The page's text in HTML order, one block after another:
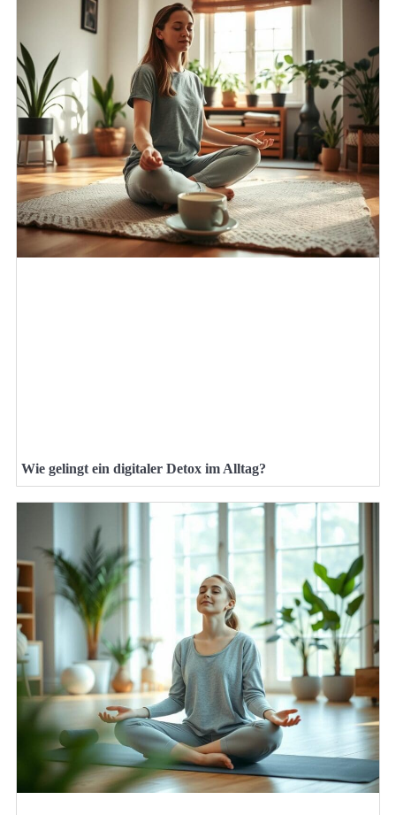
Wie gelingt ein digitaler Detox im Alltag?